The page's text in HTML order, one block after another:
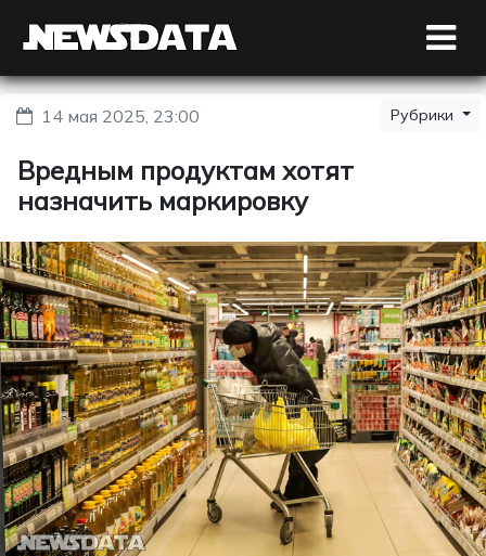
14 мая 2025, 23:00 Рубрики
Вредным продуктам хотят
назначить маркировку